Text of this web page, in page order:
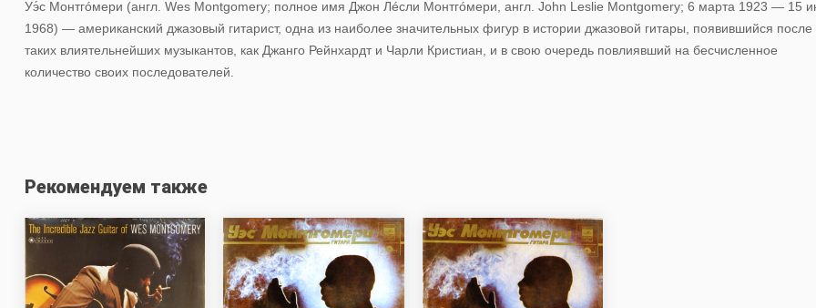
Уэ́с Монтгóмери (англ. Wes Montgomery; полное имя Джон Лéсли Монтгóмери, англ. John Leslie Montgomery; 6 марта 1923 — 15
1968) — американский джазовый гитарист, одна из наиболее значительных фигур в истории джазовой гитары, появившийся после
таких влиятельнейших музыкантов, как Джанго Рейнхардт и Чарли Кристиан, и в свою очередь повлиявший на бесчисленное
количество своих последователей.
Рекомендуем также